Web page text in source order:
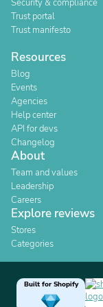
Security & compliance
Trust portal
Trust manifesto
Resources
Blog
Events
Agencies
Help center
API for devs
Changelog
About
Team and values
Leadership
Careers
Explore reviews
Stores
Categories
Built for Shopify